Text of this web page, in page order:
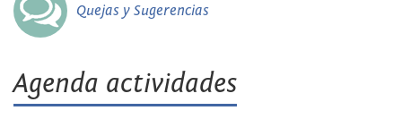
Quejas y Sugerencias
Agenda actividades